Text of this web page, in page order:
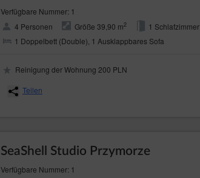
Verfügbare Nummer: 1
4 Personen
Größe 39,90 m2
1 Schlafzimmer
1 Doppelbett (Double), 1 Ausklappbares Sofa
Reinigung der Wohnung 200 PLN
Teilen
SeaShell Studio Przymorze
Verfügbare Nummer: 1